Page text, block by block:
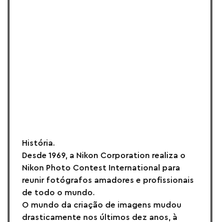
História.
Desde 1969, a Nikon Corporation realiza o
Nikon Photo Contest International para
reunir fotógrafos amadores e profissionais
de todo o mundo.
O mundo da criação de imagens mudou
drasticamente nos últimos dez anos, à